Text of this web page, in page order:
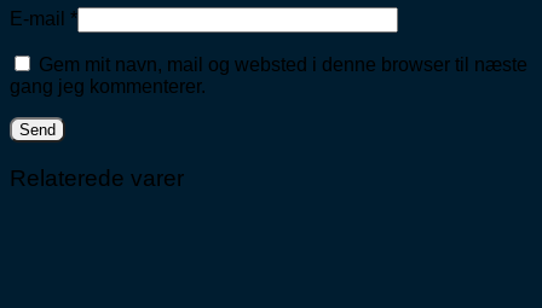
E-mail *
Gem mit navn, mail og websted i denne browser til næste
gang jeg kommenterer.
Relaterede varer